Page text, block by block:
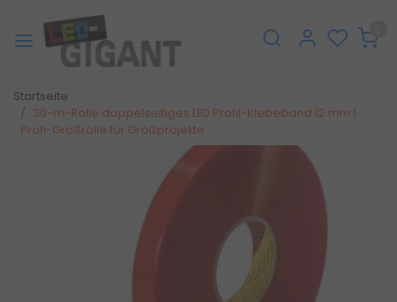
Startseite
30-m-Rolle doppelseitiges LED Profil-Klebeband 12 mm |
Profi-Großrolle für Großprojekte